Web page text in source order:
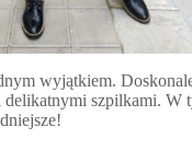
wyjątkiem.
szpilkami. W